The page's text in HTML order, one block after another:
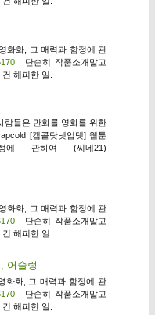
화화, 그 매력과 함정에 관
| 단순히 작품소개말고
해피한 일.
람들은 만화를 영화를 위한
[캡콜닷넷업뎃] 웹툰
관하여 (씨네21)
화화, 그 매력과 함정에 관
| 단순히 작품소개말고
해피한 일.
어슬렁
화화, 그 매력과 함정에 관
| 단순히 작품소개말고
해피한 일.